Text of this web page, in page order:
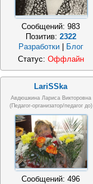
Сообщений:983
Позитив: 2322
Разработки
Блог
Статус: Оффлайн
LariSSka
Авдюшкина Лариса Викторовна
(Педагог-организатор/педагог до)
Сообщений:496